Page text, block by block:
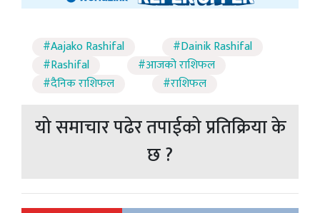
#Aajako Rashifal
#Dainik Rashifal
#Rashifal
#आजको राशिफल
#दैनिक राशिफल
#राशिफल
यो समाचार पढेर तपाईको प्रतिक्रिया के
छ ?